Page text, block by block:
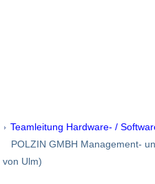
Teamleitung Hardware- /
POLZIN GMBH Management-
von Ulm)